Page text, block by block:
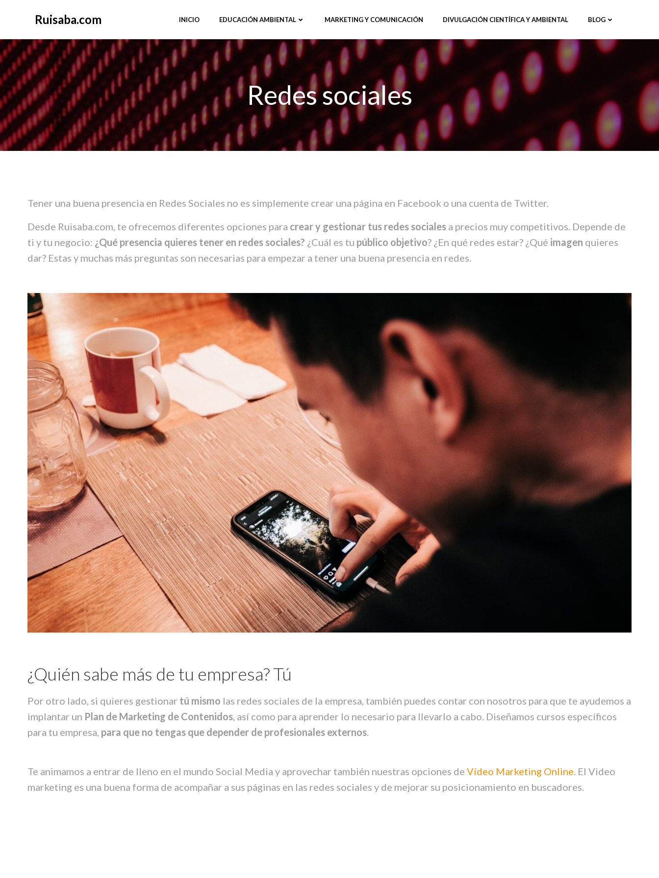
Ruisaba.com INICIO EDUCACIÓN AMBIENTAL MARKETING Y COMUNICACIÓN DIVULGACIÓN CIENTÍFICA Y AMBIENTAL BLOG
Redes sociales
Tener una buena presencia en Redes Sociales no es simplemente crear una página en Facebook o una cuenta de Twitter.
Desde Ruisaba.com, te ofrecemos diferentes opciones para crear y gestionar tus redes sociales a precios muy competitivos. Depende de
ti y tu negocio: ¿Qué presencia quieres tener en redes sociales? ¿Cuál es tu público objetivo? ¿En qué redes estar? ¿Qué imagen quieres
dar? Estas y muchas más preguntas son necesarias para empezar a tener una buena presencia en redes.
¿Quién sabe más de tu empresa? Tú
Por otro lado, si quieres gestionar tú mismo las redes sociales de la empresa, también puedes contar con nosotros para que te ayudemos a
implantar un Plan de Marketing de Contenidos, así como para aprender lo necesario para llevarlo a cabo. Diseñamos cursos específicos
para tu empresa, para que no tengas que depender de profesionales externos.
Te animamos a entrar de lleno en el mundo Social Media y aprovechar también nuestras opciones de Vídeo Marketing Online. El Video
marketing es una buena forma de acompañar a sus páginas en las redes sociales y de mejorar su posicionamiento en buscadores.